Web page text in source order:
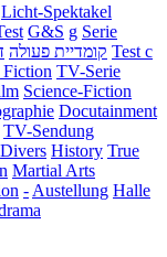
Licht-Spektakel
G&S g Serie
קומדיית פעולה Test c
TV-Serie
Science-Fiction
Docutainment
TV-Sendung
Divers History True
Martial Arts
- Austellung Halle